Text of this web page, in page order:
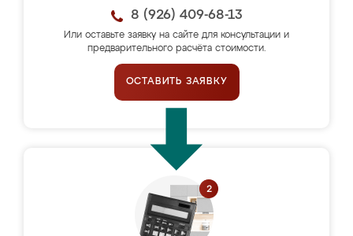
8 (926) 409-68-13
Или оставьте заявку на сайте для консультации и
предварительного расчёта стоимости.
ОСТАВИТЬ ЗАЯВКУ